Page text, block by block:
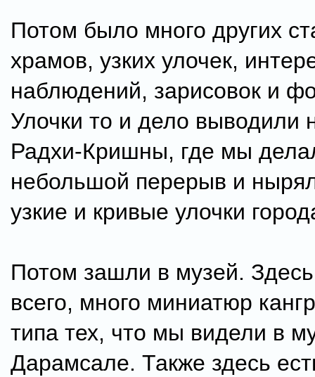
Потом было много других
храмов, узких улочек,
наблюдений, зарисовок и
Улочки то и дело выводили
Радхи-Кришны, где мы
небольшой перерыв и
узкие и кривые улочки
Потом зашли в музей.
всего, много миниатюр
типа тех, что мы видели в
Дарамсале. Также здесь